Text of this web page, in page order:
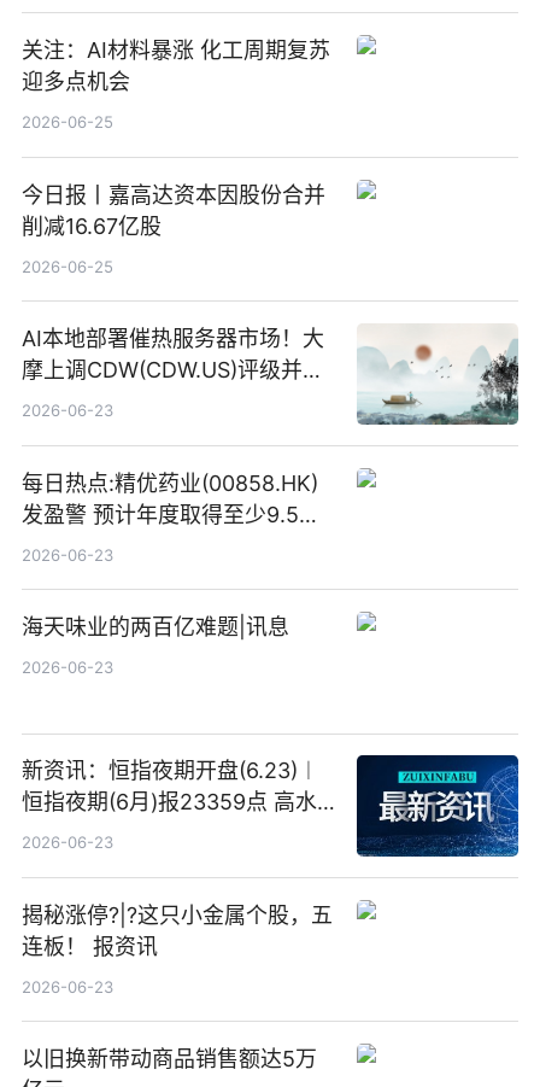
关注：AI材料暴涨 化工周期复苏
迎多点机会
2026-06-25
今日报丨嘉高达资本因股份合并
削减16.67亿股
2026-06-25
AI本地部署催热服务器市场！大
摩上调CDW(CDW.US)评级并看
高IBM(IBM.US)戴尔(DELL.US)
2026-06-23
每日热点:精优药业(00858.HK)
发盈警 预计年度取得至少9.5亿
港元的亏损 同比盈转亏
2026-06-23
海天味业的两百亿难题|讯息
2026-06-23
新资讯：恒指夜期开盘(6.23)︱
恒指夜期(6月)报23359点 高水
23点
2026-06-23
揭秘涨停?|?这只小金属个股，五
连板！ 报资讯
2026-06-23
以旧换新带动商品销售额达5万